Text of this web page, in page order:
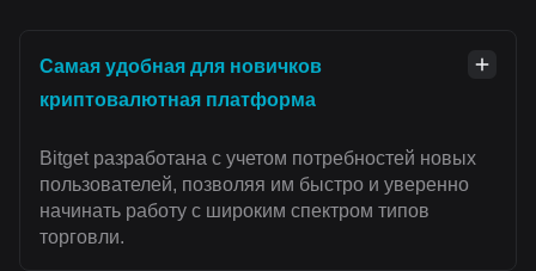
Самая удобная для новичков
криптовалютная платформа
Bitget разработана с учетом потребностей новых
пользователей, позволяя им быстро и уверенно
начинать работу с широким спектром типов
торговли.